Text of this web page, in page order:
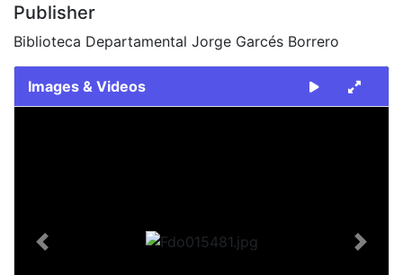
Publisher
Biblioteca Departamental Jorge Garcés Borrero
Images & Videos
Previous Next